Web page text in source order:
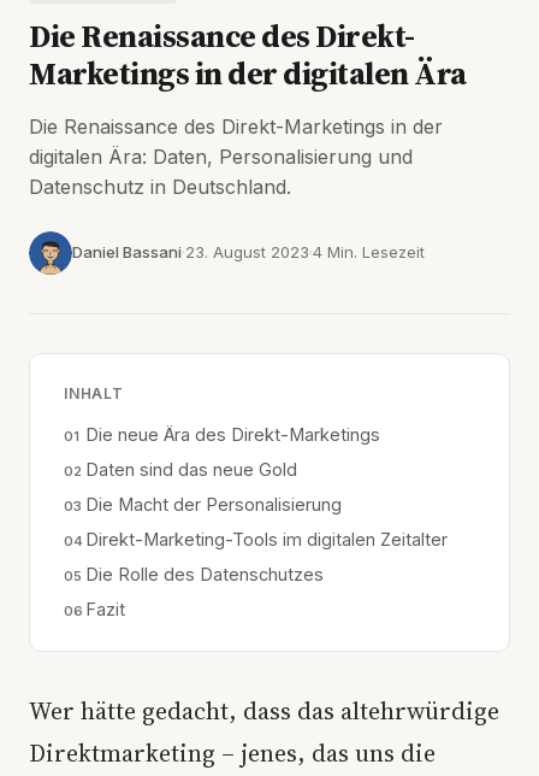
Die Renaissance des Direkt-
Marketings in der digitalen Ära
Die Renaissance des Direkt-Marketings in der
digitalen Ära: Daten, Personalisierung und
Datenschutz in Deutschland.
Daniel Bassani 23. August 2023 4 Min. Lesezeit
INHALT
Die neue Ära des Direkt-Marketings
Daten sind das neue Gold
Die Macht der Personalisierung
Direkt-Marketing-Tools im digitalen Zeitalter
Die Rolle des Datenschutzes
Fazit
Wer hätte gedacht, dass das altehrwürdige
Direktmarketing – jenes, das uns die